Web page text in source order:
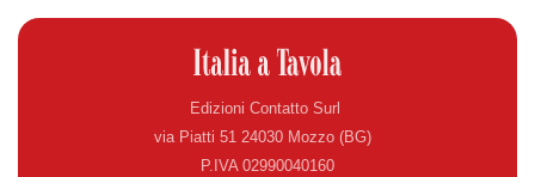
Edizioni Contatto Surl
via Piatti 51 24030 Mozzo (BG)
P.IVA 02990040160